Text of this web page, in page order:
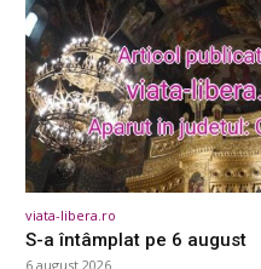
viata-libera.ro
S-a întâmplat pe 6 august
6 august 2026